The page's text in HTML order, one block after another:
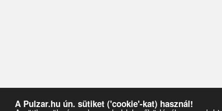
A Pulzar.hu ún. sütiket ('cookie'-kat) használ!